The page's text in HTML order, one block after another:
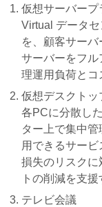
仮想サーバープ
Virtual データ
を、顧客サーバ
サーバーをフル
理運用負荷とコ
仮想デスクトッ
各PCに分散し
ター上で集中
用できるサー
損失のリスクに
トの削減を支援
テレビ会議